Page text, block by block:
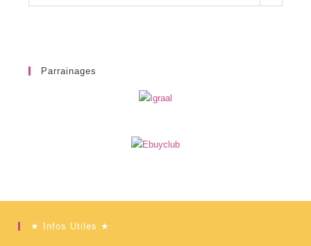
Parrainages
★ Infos Utiles ★